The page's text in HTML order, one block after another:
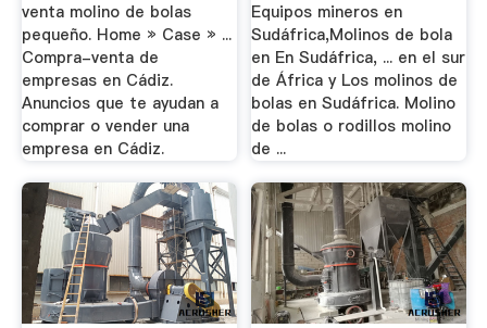
venta molino de bolas
pequeño. Home » Case » ...
Compra-venta de
empresas en Cádiz.
Anuncios que te ayudan a
comprar o vender una
empresa en Cádiz.
Equipos mineros en
Sudáfrica,Molinos de bola
en En Sudáfrica, ... en el sur
de África y Los molinos de
bolas en Sudáfrica. Molino
de bolas o rodillos molino
de ...